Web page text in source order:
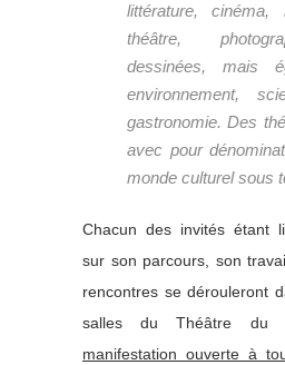
littérature, cinéma,
théâtre,
dessinées, mais
environnement,
gastronomie. Des
avec pour
monde culturel sous
Chacun des invités étant
sur son parcours, son
rencontres se dérouleront
salles du Théâtre du
manifestation ouverte à